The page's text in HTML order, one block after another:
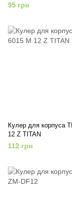
95 грн
Кулер для корпуса
12 Z TITAN
112 грн